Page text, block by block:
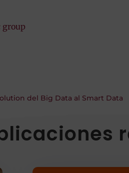
del Big Data al Smart Data